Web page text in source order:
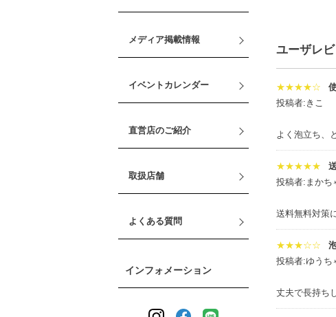
メディア掲載情報
イベントカレンダー
直営店のご紹介
取扱店舗
よくある質問
インフォメーション
ユーザレ
★★★★☆
投稿者:きこ
よく泡立ち、
★★★★★
投稿者:まかち
送料無料対策
★★★☆☆
投稿者:ゆうち
丈夫で長持ち